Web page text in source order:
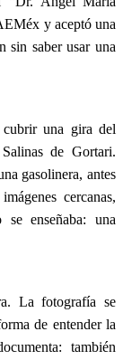
y aceptó una
sin saber usar una
una gira del
de Gortari.
gasolinera, antes
cercanas,
enseñaba: una
La fotografía se
de entender la
también